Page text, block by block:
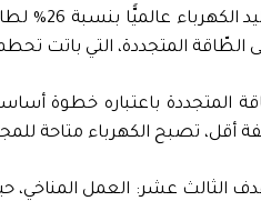
الطّاقة المتجددة، التي باتت
المتجددة باعتباره خطوة
أقل، تصبح الكهرباء متاحة
عشر: العمل المناخي،